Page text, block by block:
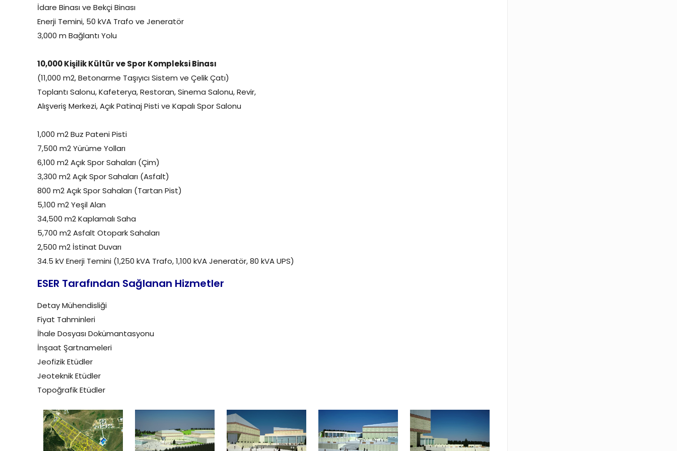
İdare Binası ve Bekçi Binası
Enerji Temini, 50 kVA Trafo ve Jeneratör
3,000 m Bağlantı Yolu
10,000 Kişilik Kültür ve Spor Kompleksi Binası
(11,000 m2, Betonarme Taşıyıcı Sistem ve Çelik Çatı)
Toplantı Salonu, Kafeterya, Restoran, Sinema Salonu, Revir,
Alışveriş Merkezi, Açık Patinaj Pisti ve Kapalı Spor Salonu
1,000 m2 Buz Pateni Pisti
7,500 m2 Yürüme Yolları
6,100 m2 Açık Spor Sahaları (Çim)
3,300 m2 Açık Spor Sahaları (Asfalt)
800 m2 Açık Spor Sahaları (Tartan Pist)
5,100 m2 Yeşil Alan
34,500 m2 Kaplamalı Saha
5,700 m2 Asfalt Otopark Sahaları
2,500 m2 İstinat Duvarı
34.5 kV Enerji Temini (1,250 kVA Trafo, 1,100 kVA Jeneratör, 80 kVA UPS)
ESER Tarafından Sağlanan Hizmetler
Detay Mühendisliği
Fiyat Tahminleri
İhale Dosyası Dokümantasyonu
İnşaat Şartnameleri
Jeofizik Etüdler
Jeoteknik Etüdler
Topoğrafik Etüdler